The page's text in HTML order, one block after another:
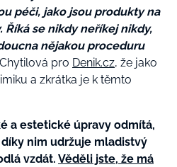
péči, jako jsou produkty na
se nikdy neříkej nikdy,
nějakou proceduru
pro Denik.cz, že jako
a zkrátka je k těmto
a estetické úpravy odmítá,
nim udržuje mladistvý
vzdát. Věděli jste, že má